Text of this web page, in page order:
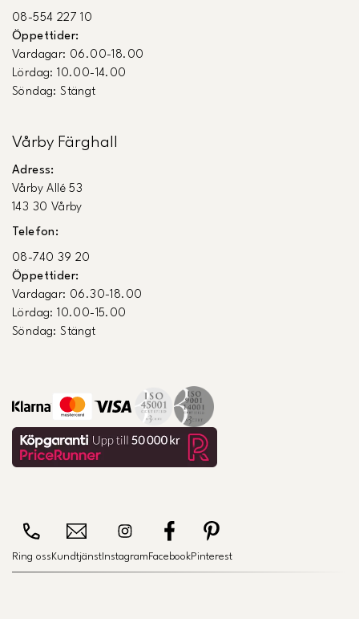
08-554 227 10
Öppettider:
Vardagar: 06.00-18.00
Lördag: 10.00-14.00
Söndag: Stängt
Vårby Färghall
Adress:
Vårby Allé 53
143 30 Vårby
Telefon:
08-740 39 20
Öppettider:
Vardagar: 06.30-18.00
Lördag: 10.00-15.00
Söndag: Stängt
Ring oss Kundtjänst Instagram FacebookPinterest